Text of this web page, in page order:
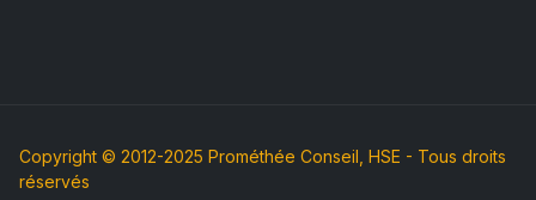
Copyright © 2012-2025 Prométhée Conseil, HSE - Tous droits
réservés